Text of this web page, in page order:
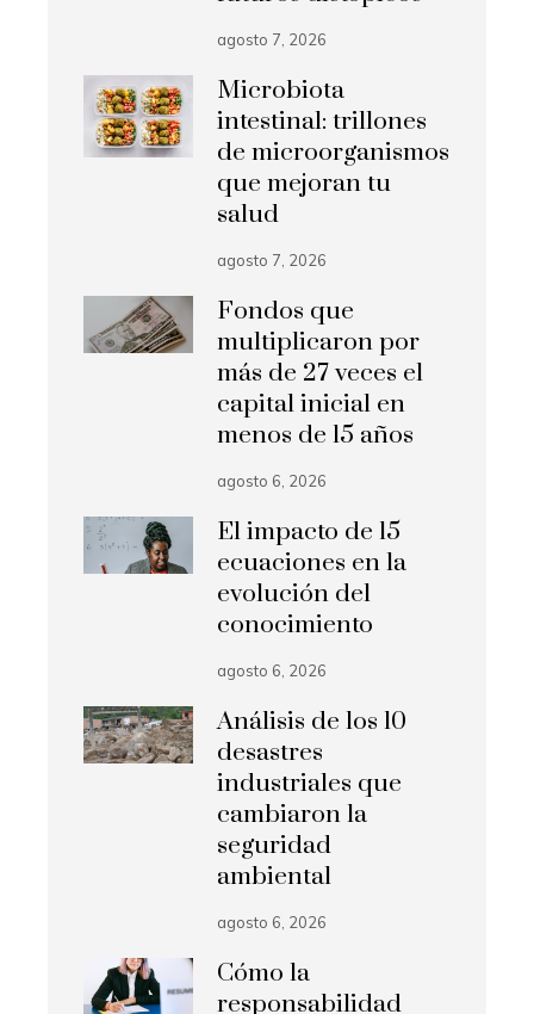
agosto 7, 2026
Microbiota
intestinal: trillones
de microorganismos
que mejoran tu
salud
agosto 7, 2026
Fondos que
multiplicaron por
más de 27 veces el
capital inicial en
menos de 15 años
agosto 6, 2026
El impacto de 15
ecuaciones en la
evolución del
conocimiento
agosto 6, 2026
Análisis de los 10
desastres
industriales que
cambiaron la
seguridad
ambiental
agosto 6, 2026
Cómo la
responsabilidad